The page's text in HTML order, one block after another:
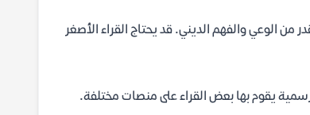
من الوعي والفهم الديني. قد يحتاج القراء الأصغر
يقوم بها بعض القراء على منصات مختلفة.